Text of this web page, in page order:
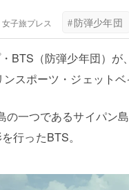
女子旅プレス # 防弾少年団
BTS（防弾少年団）
スポーツ・ジェット
の一つであるサイパン
行ったBTS。